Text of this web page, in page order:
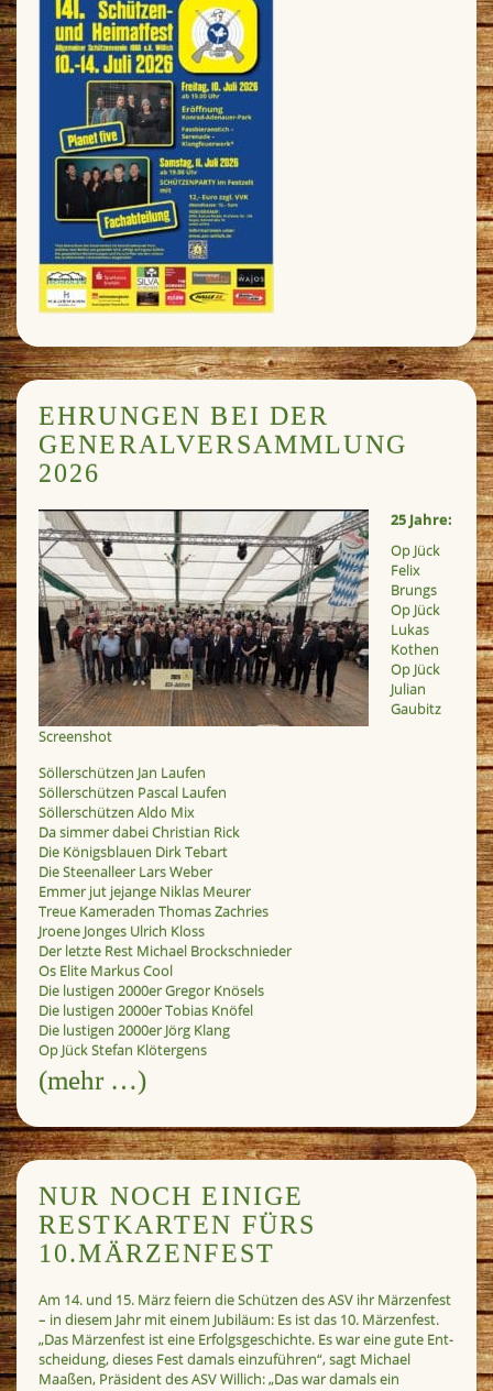
EHRUNGEN BEI DER
GENERALVERSAMMLUNG
2026
Screenshot
25 Jahre:
Op Jück
Felix
Brungs
Op Jück
Lukas
Kothen
Op Jück
Julian
Gaubitz
Söllerschützen Jan Laufen
Söllerschützen Pascal Laufen
Söllerschützen Aldo Mix
Da simmer dabei Christian Rick
Die Königsblauen Dirk Tebart
Die Steenalleer Lars Weber
Emmer jut jejange Niklas Meurer
Treue Kameraden Thomas Zachries
Jroene Jonges Ulrich Kloss
Der letzte Rest Michael Brockschnieder
Os Elite Markus Cool
Die lustigen 2000er Gregor Knösels
Die lustigen 2000er Tobias Knöfel
Die lustigen 2000er Jörg Klang
Op Jück Stefan Klötergens
(mehr …)
NUR NOCH EINIGE
RESTKARTEN FÜRS
10.MÄRZENFEST
Am 14. und 15. März feiern die Schützen des ASV ihr Märzenfest
– in diesem Jahr mit einem Jubiläum: Es ist das 10. Märzenfest.
„Das Märzenfest ist eine Erfolgsgeschichte. Es war eine gute Ent-
scheidung, dieses Fest damals einzuführen“, sagt Michael
Maaßen, Präsident des ASV Willich: „Das war damals ein